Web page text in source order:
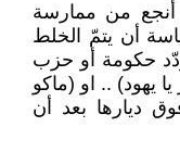
من ممارسة
أن يتمّ الخلط
حكومة أو حزب
يهود) .. او (ماكو
ديارها بعد أن